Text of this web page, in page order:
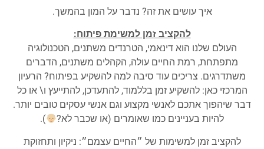
איך עושים את זה? נדבר על המון בהמשך.
להקציב זמן למשימת פיתוח:
העולם שלנו הוא דינאמי, הטרנדים משתנים, הטכנולוגיה
מתפתחת, רמת החיים עולה, הקהלים משתנים, הדברים
משתדרגים. צריכים עוד סיבה למה להשקיע בפיתוח? הרעיון
המרכזי כאן: להשקיע זמן בללמוד, להתעדכן, להתייעץ ו\ או כל
דבר שיהפוך אתכם לאנשי מקצוע וגם אנשי עסקים טובים יותר.
להיות בעניינים כמו שאומרים (או שכבר לא?
).
להקציב זמן למשימות של ״החיים עצמם״: ניקיון ותחזוקת